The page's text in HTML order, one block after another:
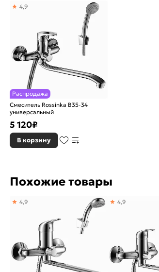
Гарантия:
Страна производитель:
Распродажа
Смеситель Rossinka B35-34
универсальный
4,9
5 120₽
В корзину
Похожие товары
4,9 4,9